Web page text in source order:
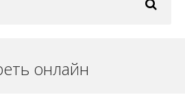
онлайн